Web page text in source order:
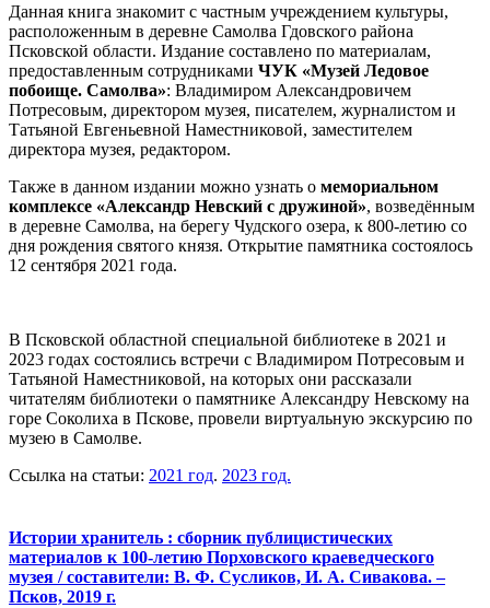
Данная книга знакомит с частным учреждением культуры,
расположенным в деревне Самолва Гдовского района
Псковской области. Издание составлено по материалам,
предоставленным сотрудниками ЧУК «Музей Ледовое
побоище. Самолва»: Владимиром Александровичем
Потресовым, директором музея, писателем, журналистом и
Татьяной Евгеньевной Наместниковой, заместителем
директора музея, редактором.
Также в данном издании можно узнать о мемориальном
комплексе «Александр Невский с дружиной», возведённым
в деревне Самолва, на берегу Чудского озера, к 800-летию со
дня рождения святого князя. Открытие памятника состоялось
12 сентября 2021 года.
В Псковской областной специальной библиотеке в 2021 и
2023 годах состоялись встречи с Владимиром Потресовым и
Татьяной Наместниковой, на которых они рассказали
читателям библиотеки о памятнике Александру Невскому на
горе Соколиха в Пскове, провели виртуальную экскурсию по
музею в Самолве.
Ссылка на статьи: 2021 год. 2023 год.
Истории хранитель : сборник публицистических
материалов к 100-летию Порховского краеведческого
музея / составители: В. Ф. Сусликов, И. А. Сивакова. –
Псков, 2019 г.